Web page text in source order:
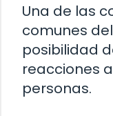
Una de las
comunes
posibilidad
reacciones
personas.